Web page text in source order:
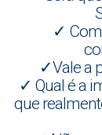
✓
✓Vale a
✓ Qual é a
que